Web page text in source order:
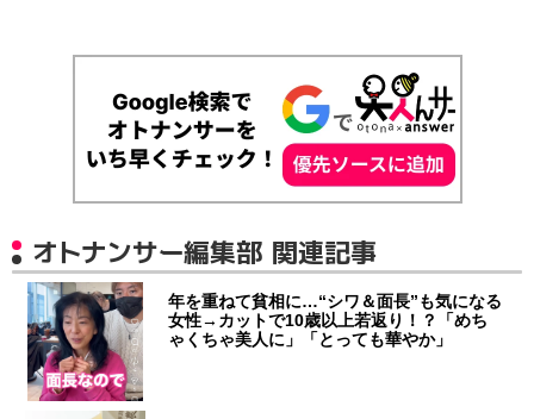
オトナンサー編集部 関連記事
年を重ねて貧相に…“シワ＆面長”も気になる
女性→カットで10歳以上若返り！？「めち
ゃくちゃ美人に」「とっても華やか」